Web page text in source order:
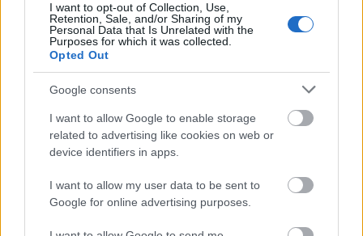
I want to opt-out of Collection, Use,
Retention, Sale, and/or Sharing of my
Personal Data that Is Unrelated with the
Purposes for which it was collected.
Opted Out
Google consents
I want to allow Google to enable storage
related to advertising like cookies on web or
device identifiers in apps.
I want to allow my user data to be sent to
Google for online advertising purposes.
volankombi
16 éve
@Zoltanius: Örvendetes tény, hogy soha nem vettél a
kezedbe Magyar Narancsot, Élet és Irodalmat
ésatöbbi.
@piefke: olvasgatom, olvasgatom
Trebits